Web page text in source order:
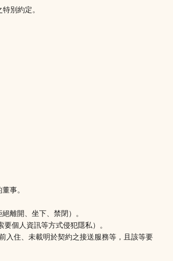
別約定。
事。
離開、坐下、禁閉）。
個人資訊等方式侵犯隱私）。
入住、未載明於契約之接送服務等，且該等要